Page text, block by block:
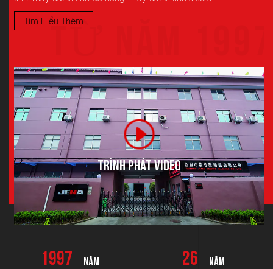
Tìm Hiểu Thêm
TỪ NĂM 1997
Trình phát video
1997 NĂM 26 NĂM